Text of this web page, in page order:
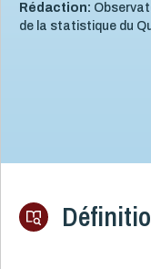
Rédaction:
de la statistique du